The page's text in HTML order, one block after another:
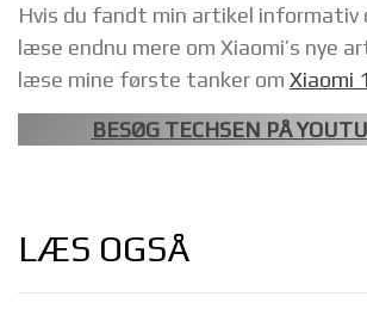
Hvis du fandt min artikel informativ
læse endnu mere om Xiaomi’s nye
læse mine første tanker om Xiaomi
BESØG TECHSEN PÅ
LÆS OGSÅ